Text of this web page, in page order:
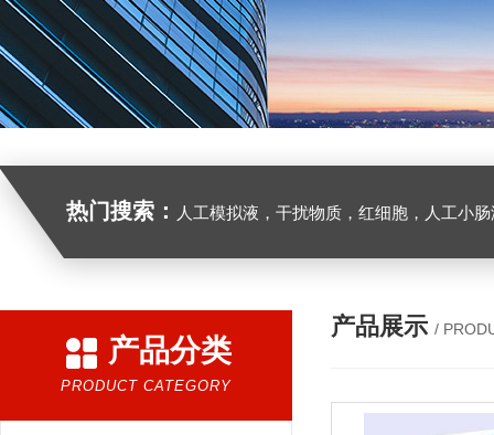
热门搜索： 人工模拟液，干扰物质，红细胞，人工小
产品分类
PRODUCT CATEGORY
产品展示 /